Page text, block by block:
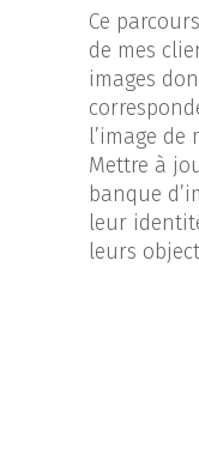
Ce
de mes
images
l’image
Mettre à
banque
leur
leurs